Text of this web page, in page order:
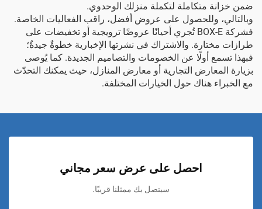
ضمن خزانة متكاملة لتكملة منزلك الوحدوي.
وبالتالي، وللحصول على عروض أفضل، راقب الفعاليات الخاصة.
فشركة BOX-E تُجري أحيانًا عروضًا ترويجية أو تخفيضات على
طرازات مختارة. والاشتراك في نشرتها الإخبارية خطوةٌ جيدةٌ؛
فبهذا تسمع أولًا عن الخصومات والتصاميم الجديدة. كما يُوصى
بزيارة المعارض التجارية أو معارض المنازل، حيث يمكنك التحدّث
مع الخبراء هناك حول الخيارات المختلفة.
احصل على عرض سعر مجاني
سيتصل بك ممثلنا قريبًا.